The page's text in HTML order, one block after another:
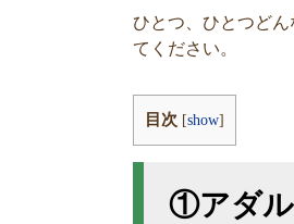
ひとつ、ひとつど
てください。
目次 [show]
①アダル